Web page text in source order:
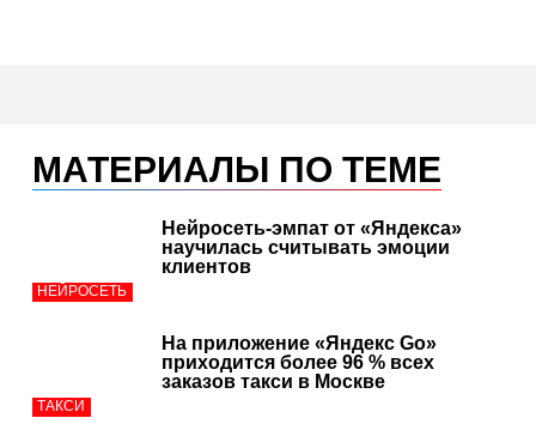
МАТЕРИАЛЫ ПО ТЕМЕ
НЕЙРОСЕТЬ
Нейросеть-эмпат от «Яндекса»
научилась считывать эмоции
клиентов
ТАКСИ
На приложение «Яндекс Go»
приходится более 96 % всех
заказов такси в Москве